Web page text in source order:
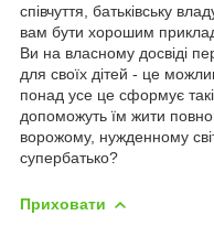
співчуття, батьківську
вам бути хорошим
Ви на власному досвіді
для своїх дітей - це
понад усе це сформує
допоможуть їм жити
ворожому, нужденному
супербатько?
Приховати